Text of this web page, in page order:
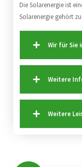
Die Solarenergie ist
Solarenergie gehört
Wir für Sie
Weitere
Weitere